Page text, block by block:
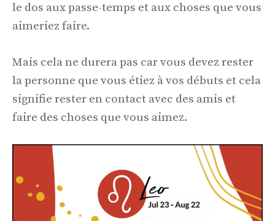
le dos aux passe-temps et aux choses que vous
aimeriez faire.
Mais cela ne durera pas car vous devez rester
la personne que vous étiez à vos débuts et cela
signifie rester en contact avec des amis et
faire des choses que vous aimez.